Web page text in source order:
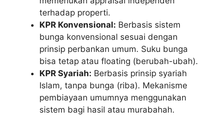
terhadap properti.
KPR Konvensional: Berbasis sistem
bunga konvensional sesuai dengan
prinsip perbankan umum. Suku bunga
bisa tetap atau floating (berubah-ubah).
KPR Syariah: Berbasis prinsip syariah
Islam, tanpa bunga (riba). Mekanisme
pembiayaan umumnya menggunakan
sistem bagi hasil atau murabahah.